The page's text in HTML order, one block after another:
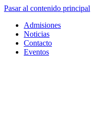
Pasar al contenido principal
Admisiones
Noticias
Contacto
Eventos